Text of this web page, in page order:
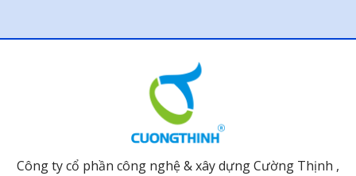
Công ty cổ phần công nghệ & xây dựng Cường Thịnh ,